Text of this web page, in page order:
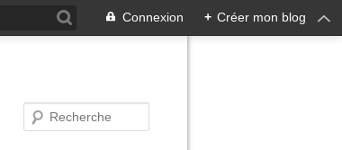
Connexion + Créer mon blog